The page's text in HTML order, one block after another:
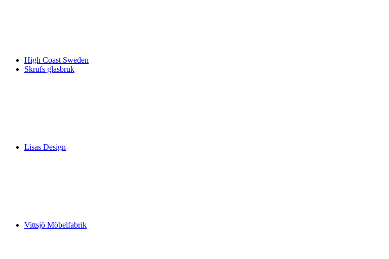
High Coast Sweden
Skrufs glasbruk
Lisas Design
Vittsjö Möbelfabrik